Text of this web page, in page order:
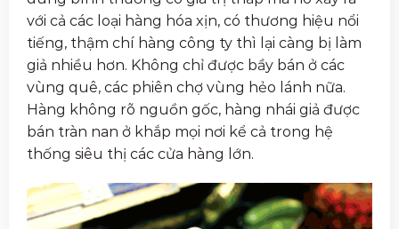
với cả các loại hàng hóa xịn, có thương hiệu nổi
tiếng, thậm chí hàng công ty thì lại càng bị làm
giả nhiều hơn. Không chỉ được bầy bán ở các
vùng quê, các phiên chợ vùng hẻo lánh nữa.
Hàng không rõ nguồn gốc, hàng nhái giả được
bán tràn nan ở khắp mọi nơi kể cả trong hệ
thống siêu thị các cửa hàng lớn.